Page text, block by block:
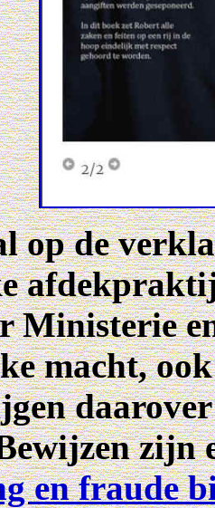
op de
Ministerie
macht,
zijn
en fraude